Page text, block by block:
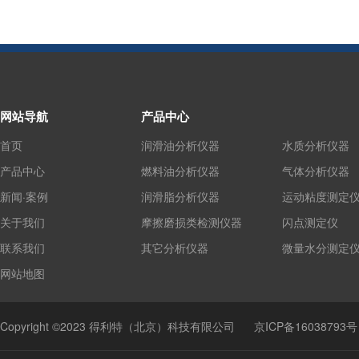
网站导航
首页
产品中心
新闻·案例
关于我们
联系我们
网站地图
产品中心
润滑油分析仪器
燃料油分析仪器
润滑脂分析仪器
摩擦磨损类检测仪器
其它分析仪器
水质分析仪器
气体分析仪器
运动粘度测定
闪点测定仪
微量水分测定
Copyright ©2023 得利特（北京）科技有限公司 京ICP备16038793号